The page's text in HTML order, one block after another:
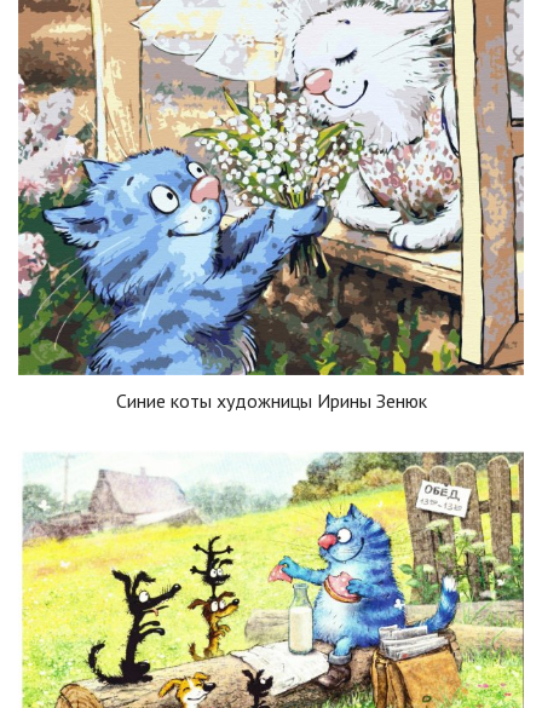
Синие коты художницы Ирины Зенюк